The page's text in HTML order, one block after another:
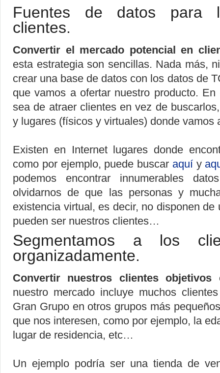
Fuentes de datos para
clientes.
Convertir el mercado potencial en
esta estrategia son sencillas. Nada más,
crear una base de datos con los datos de
que vamos a ofertar nuestro producto.
sea de atraer clientes en vez de
y lugares (físicos y virtuales) donde vamos
Existen en Internet lugares donde
como por ejemplo, puede buscar aquíy
podemos encontrar innumerables
olvidarnos de que las personas y
existencia virtual, es decir, no disponen
pueden ser nuestros clientes…
Segmentamos a los
organizadamente.
Convertir nuestros clientes objetivos
nuestro mercado incluye muchos
Gran Grupo en otros grupos más
que nos interesen, como por ejemplo, la
lugar de residencia, etc…
Un ejemplo podría ser una tienda de